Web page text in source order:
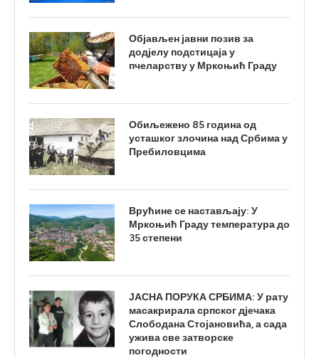
Објављен јавни позив за
додјелу подстицаја у
пчеларству у Мркоњић Граду
Обиљежено 85 година од
усташког злочина над Србима у
Пребиловцима
Врућине се настављају: У
Мркоњић Граду температура до
35 степени
ЈАСНА ПОРУКА СРБИМА: У рату
масакрирала српског дјечака
Слободана Стојановића, а сада
ужива све затворске
погодности